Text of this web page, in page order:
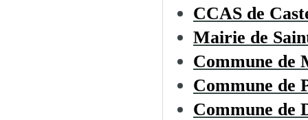
CCAS de
Mairie de
Commune de
Commune de
Commune de